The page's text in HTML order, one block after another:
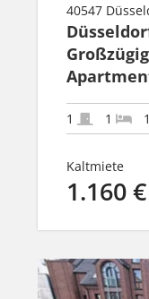
40547
1 1 1
Kaltmiete
1.160 €